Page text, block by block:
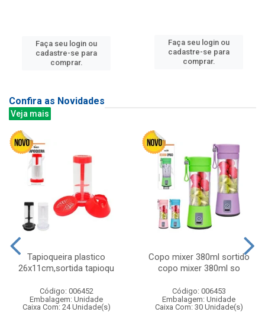
Faça seu login ou
cadastre-se para
comprar.
Faça seu login ou
cadastre-se para
comprar.
Confira as Novidades
Veja mais
Tapioqueira plastico
26x11cm,sortida tapioqu
Código: 006452
Embalagem: Unidade
Caixa Com: 24 Unidade(s)
Copo mixer 380ml sortido
copo mixer 380ml so
Código: 006453
Embalagem: Unidade
Caixa Com: 30 Unidade(s)